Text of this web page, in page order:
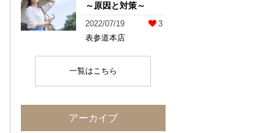
～原因と対策～
2022/07/19
3
表参道本店
一覧はこちら
アーカイブ